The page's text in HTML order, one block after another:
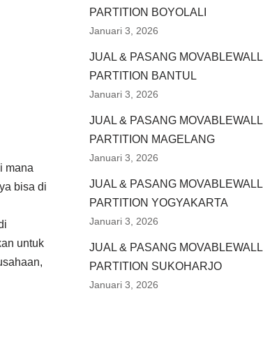
mana
bisa di
untuk
PARTITION BOYOLALI
Januari 3, 2026
JUAL & PASANG MOVABLEWALL
PARTITION BANTUL
Januari 3, 2026
JUAL & PASANG MOVABLEWALL
PARTITION MAGELANG
Januari 3, 2026
JUAL & PASANG MOVABLEWALL
PARTITION YOGYAKARTA
Januari 3, 2026
JUAL & PASANG MOVABLEWALL
PARTITION SUKOHARJO
Januari 3, 2026